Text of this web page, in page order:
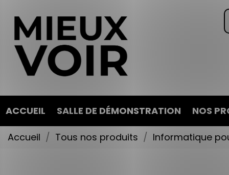
ACCUEIL SALLE DE DÉMONSTRATION NOS
Accueil Tous nos produits Informatique